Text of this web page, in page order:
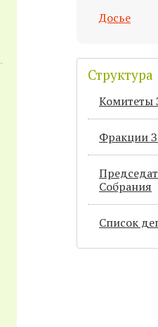
Досье
Структура
Комитеты
Фракции
Cобрания
Список